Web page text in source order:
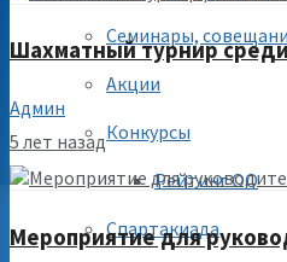
Семинары,
Акции
Конкурсы
Рейтинг ОО
Спартакиада
Шахматный турнир
Админ
5 лет назад
Мероприятие для